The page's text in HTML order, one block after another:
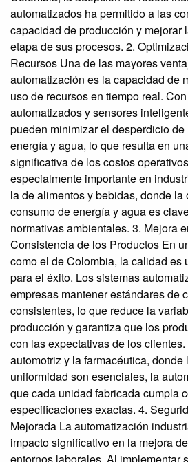
automatizados ha permitido a las
capacidad de producción y mejorar
etapa de sus procesos. 2.
Recursos Una de las mayores
automatización es la capacidad de
uso de recursos en tiempo real.
automatizados y sensores
pueden minimizar el desperdicio de
energía y agua, lo que resulta en
significativa de los costos
especialmente importante en
la de alimentos y bebidas, donde la
consumo de energía y agua es
normativas ambientales. 3. Mejora
Consistencia de los Productos En
como el de Colombia, la calidad es
para el éxito. Los sistemas
empresas mantener estándares de
consistentes, lo que reduce la
producción y garantiza que los
con las expectativas de los
automotriz y la farmacéutica,
uniformidad son esenciales, la
que cada unidad fabricada cumpla
especificaciones exactas. 4.
Mejorada La automatización
impacto significativo en la mejora
entornos laborales. Al implementar